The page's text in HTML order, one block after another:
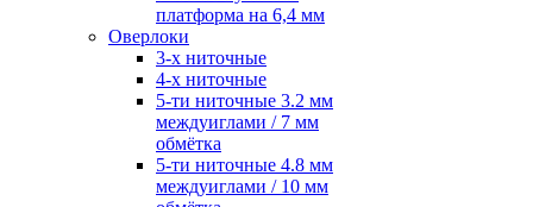
платформа на 6,4 мм
Оверлоки
3-х ниточные
4-х ниточные
5-ти ниточные 3.2 мм
междуиглами / 7 мм
обмётка
5-ти ниточные 4.8 мм
междуиглами / 10 мм